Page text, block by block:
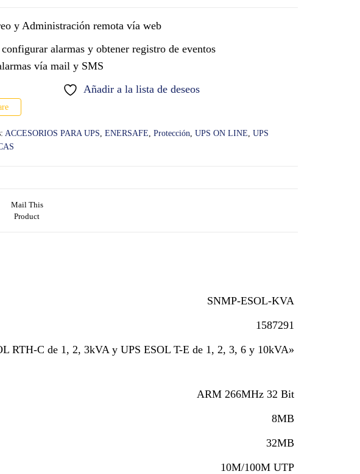
y Administración remota vía web
alarmas y obtener registro de eventos
vía mail y SMS
Añadir a la lista de deseos
ACCESORIOS PARA UPS ENERSAFE Protección UPS ON LINE UPS
Mail This
Product
SNMP-ESOL-KVA
1587291
RTH-C de 1, 2, 3kVA y UPS ESOL T-E de 1, 2, 3, 6 y 10kVA»
ARM 266MHz 32 Bit
8MB
32MB
10M/100M UTP